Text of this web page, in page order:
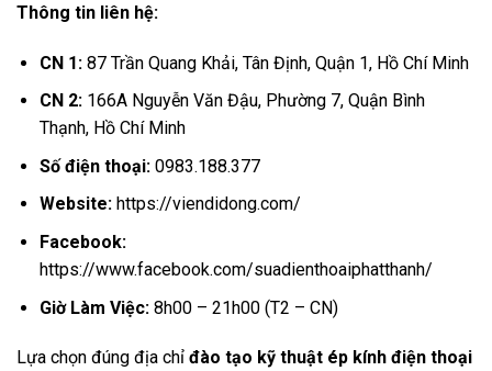
Thông tin liên hệ:
CN 1: 87 Trần Quang Khải, Tân Định, Quận 1, Hồ Chí Minh
CN 2: 166A Nguyễn Văn Đậu, Phường 7, Quận Bình
Thạnh, Hồ Chí Minh
Số điện thoại:0983.188.377
Website:https://viendidong.com/
Facebook:
https://www.facebook.com/suadienthoaiphatthanh/
Giờ Làm Việc:8h00 – 21h00 (T2 – CN)
Lựa chọn đúng địa chỉ đào tạo kỹ thuật ép kính điện thoại